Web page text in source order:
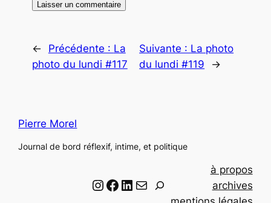
← Précédente : La
photo du lundi #117
Suivante : La photo
du lundi #119
→
Pierre Morel
Journal de bord réflexif, intime, et politique
Instagram Facebook LinkedIn Email
à propos
archives